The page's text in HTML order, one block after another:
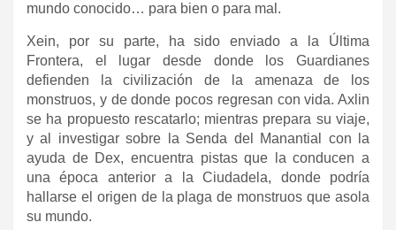
mundo conocido… para bien o para mal.
Xein, por su parte, ha sido enviado a la Última
Frontera, el lugar desde donde los Guardianes
defienden la civilización de la amenaza de los
monstruos, y de donde pocos regresan con vida. Axlin
se ha propuesto rescatarlo; mientras prepara su viaje,
y al investigar sobre la Senda del Manantial con la
ayuda de Dex, encuentra pistas que la conducen a
una época anterior a la Ciudadela, donde podría
hallarse el origen de la plaga de monstruos que asola
su mundo.